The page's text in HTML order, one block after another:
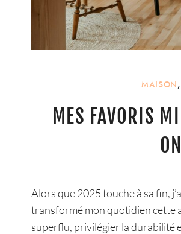
MAISON
MES FAVORIS
Alors que 2025 touche à sa fin,
transformé mon quotidien cette
superflu, privilégier la durabilité